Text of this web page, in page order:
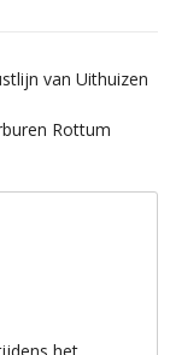
van Uithuizen
Rottum
het